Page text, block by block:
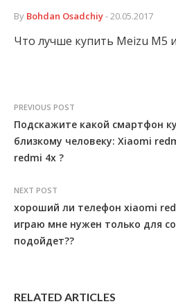
By Bohdan Osadchiy- 20.05.2017
Что лучше купить Meizu M5
PREVIOUS POST
Подскажите какой смартфон
близкому человеку: Xiaomi
redmi 4х ?
NEXT POST
хороший ли телефон xiaomi
играю мне нужен только для
подойдет??
RELATED ARTICLES